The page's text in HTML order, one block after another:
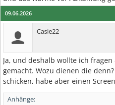
09.06.2026
Casie22
Ja, und deshalb wollte ich
gemacht. Wozu dienen die
schicken, habe aber einen
Anhänge: